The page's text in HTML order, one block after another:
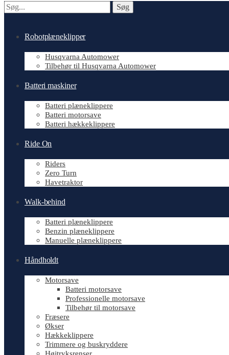
Søg
efter:
Søg
Robotplæneklipper
Husqvarna Automower
Tilbehør til Husqvarna Automower
Batteri maskiner
Batteri plæneklippere
Batteri motorsave
Batteri hækkeklippere
Ride On
Riders
Zero Turn
Havetraktor
Walk-behind
Batteri plæneklippere
Benzin plæneklippere
Manuelle plæneklippere
Håndholdt
Motorsave
Batteri motorsave
Professionelle motorsave
Tilbehør til motorsave
Fræsere
Økser
Hækkeklippere
Trimmere og buskryddere